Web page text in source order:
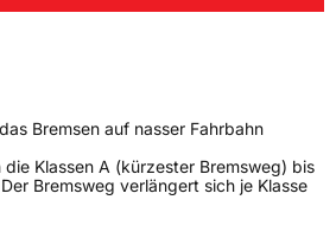
Bremsen auf nasser Fahrbahn
Klassen A (kürzester Bremsweg) bis
Bremsweg verlängert sich je Klasse